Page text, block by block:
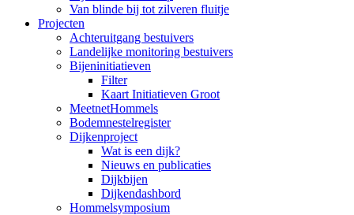
Van blinde bij tot zilveren fluitje
Projecten
Achteruitgang bestuivers
Landelijke monitoring bestuivers
Bijeninitiatieven
Filter
Kaart Initiatieven Groot
MeetnetHommels
Bodemnestelregister
Dijkenproject
Wat is een dijk?
Nieuws en publicaties
Dijkbijen
Dijkendashbord
Hommelsymposium